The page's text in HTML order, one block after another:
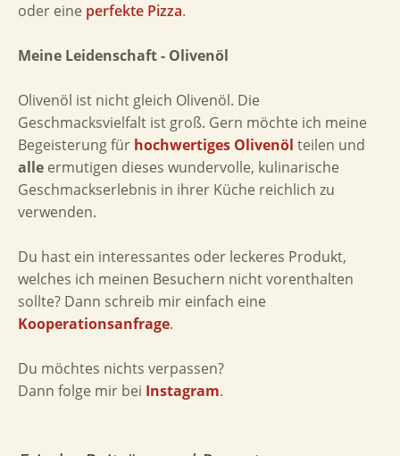
oder eine perfekte Pizza.
Meine Leidenschaft - Olivenöl
Olivenöl ist nicht gleich Olivenöl. Die
Geschmacksvielfalt ist groß. Gern möchte ich meine
Begeisterung für hochwertiges Olivenöl teilen und
alle ermutigen dieses wundervolle, kulinarische
Geschmackserlebnis in ihrer Küche reichlich zu
verwenden.
Du hast ein interessantes oder leckeres Produkt,
welches ich meinen Besuchern nicht vorenthalten
sollte? Dann schreib mir einfach eine
Kooperationsanfrage.
Du möchtes nichts verpassen?
Dann folge mir bei Instagram.